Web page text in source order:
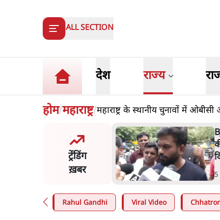
ALL SECTION
देश राज्य
होम/महाराष्ट्र/महाराष्ट्र के स्थानीय चुनावों में ओबीसी
ट्रेंडिंग
ख़बर
BJP और मोदी ‘गॉडफादर’ भागवत
की Gen Z पर सलाह मानेंः अभिजीत
दिपके
5 Min
Rahul Gandhi Viral Video